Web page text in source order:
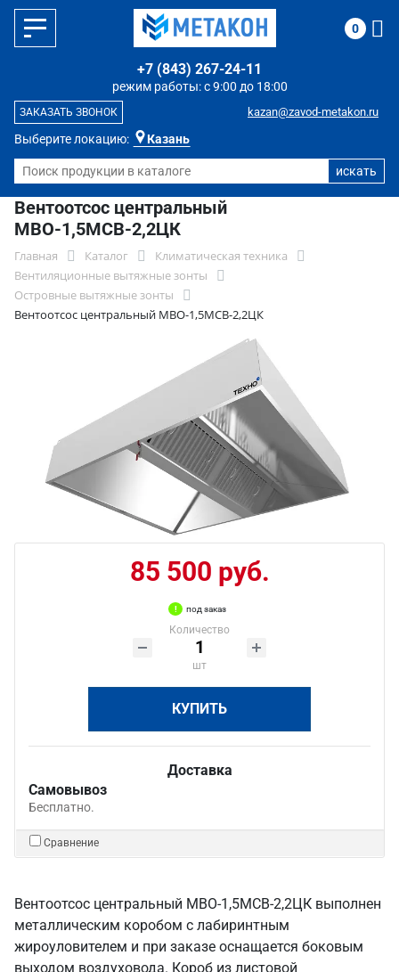
Выберите локацию: Казань
режим работы: с 9:00 до 18:00
+7 (843) 267-24-11
kazan@zavod-metakon.ru
ЗАКАЗАТЬ ЗВОНОК
0
Вентоотсос центральный
МВО-1,5МСВ-2,2ЦК
Главная Каталог
Климатическая техника
Вентиляционные вытяжные зонты
Островные вытяжные зонты
Вентоотсос центральный МВО-1,5МСВ-2,2ЦК
85 500 руб.
под заказ
Количество
шт
КУПИТЬ
Доставка
Самовывоз
Бесплатно.
Сравнение
Вентоотсос центральный МВО-1,5МСВ-2,2ЦК выполнен
металлическим коробом с лабиринтным
жироуловителем и при заказе оснащается боковым
выходом воздуховода. Короб из листовой